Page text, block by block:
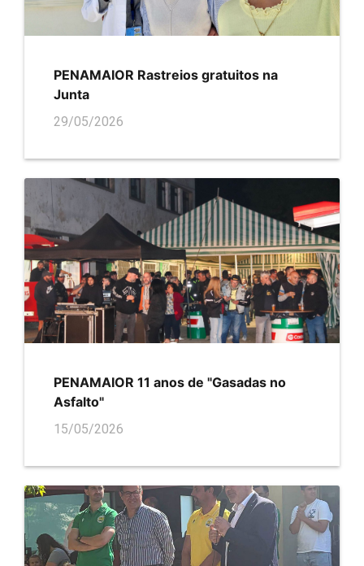
PENAMAIOR Rastreios gratuitos na
Junta
29/05/2026
PENAMAIOR 11 anos de "Gasadas no
Asfalto"
15/05/2026